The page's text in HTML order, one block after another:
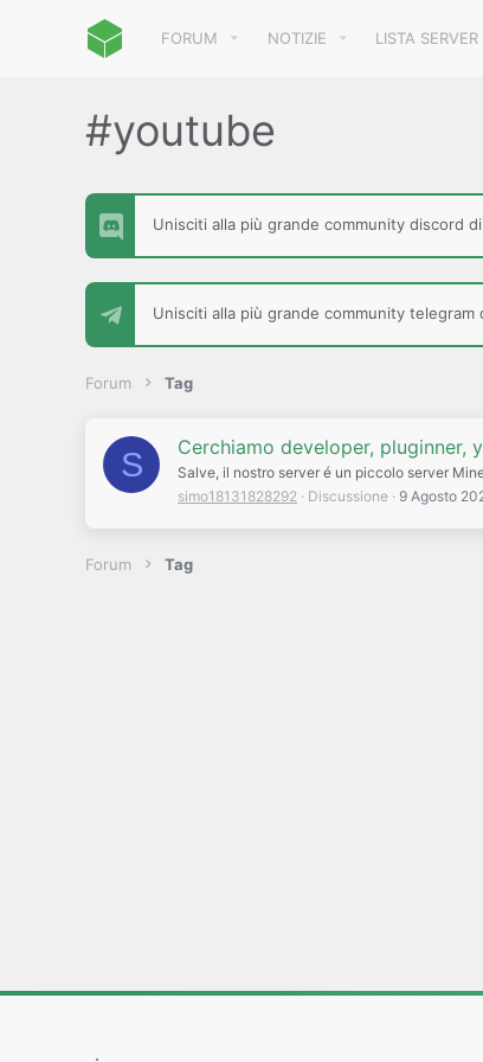
FORUM NOTIZIE LISTA SERVER
#youtube
Unisciti alla più grande community discord
Unisciti alla più grande community telegram
Forum Tag
S Cerchiamo developer, pluginner,
Salve, il nostro server é un piccolo server
simo18131828292
Discussione 9 Agosto
Forum Tag